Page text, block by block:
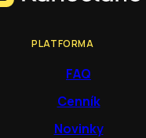
PLATFORMA
FAQ
Cenník
Novinky